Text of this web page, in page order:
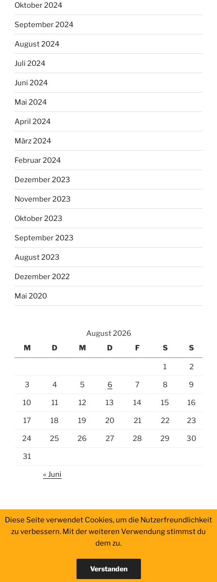
Oktober 2024
September 2024
August 2024
Juli 2024
Juni 2024
Mai 2024
April 2024
März 2024
Februar 2024
Dezember 2023
November 2023
Oktober 2023
September 2023
August 2023
Dezember 2022
Mai 2020
August 2026
M
D M D F S S
1 2
3 4 5 6 7 8 9
10 11 12 13 14 15 16
17 18 19 20 21 22 23
24 25 26 27 28 29 30
31
« Juni
Diese Seite verwendet Cookies, um die Nutzerfreundlichkeit
zu verbessern. Mit der weiteren Verwendung stimmst du
dem zu.
Verstanden